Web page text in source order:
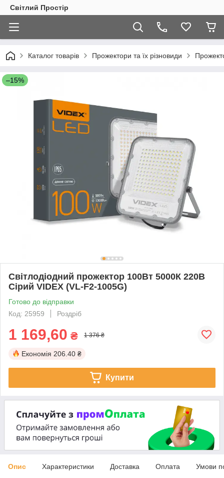
Світлий Простір
Каталог товарів Прожектори та їх різновиди
–15%
Світлодіодний прожектор 100Вт 5000К 220В
Сірий VIDEX (VL-F2-1005G)
Готово до відправки
Код: 25959
Роздріб
1 169,60 ₴ 1 376 ₴
Економія 206.40 ₴
Купити
Опис Характеристики Доставка Оплата Умови